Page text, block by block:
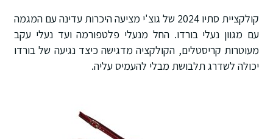
קולקציית סתיו 2024 של גוצ'י מציעה היכרות עדינה עם המגמה
עם מגוון נעלי בורדו. החל מנעלי פלטפורמה ועד נעלי עקב
מעוטרות קריסטלים, הקולקציה מדגישה כיצד נגיעה של בורדו
יכולה לשדרג תלבושת מבלי להעמיס עליה.